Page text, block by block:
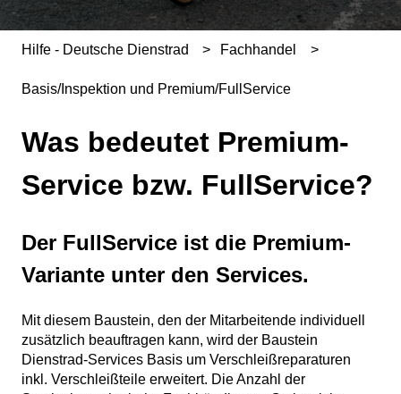
Hilfe - Deutsche Dienstrad Fachhandel
Basis/Inspektion und Premium/FullService
Was bedeutet Premium-
Service bzw. FullService?
Der FullService ist die Premium-
Variante unter den Services.
Mit diesem Baustein, den der Mitarbeitende individuell
zusätzlich beauftragen kann, wird der Baustein
Dienstrad-Services Basis um Verschleißreparaturen
inkl. Verschleißteile erweitert. Die Anzahl der